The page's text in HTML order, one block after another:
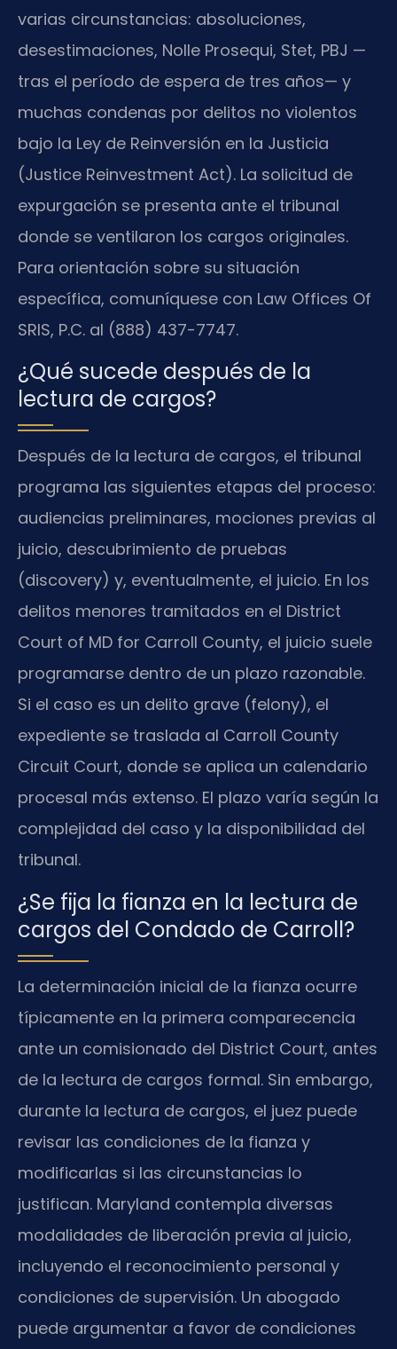
varias circunstancias: absoluciones,
desestimaciones, Nolle Prosequi, Stet, PBJ —
tras el período de espera de tres años— y
muchas condenas por delitos no violentos
bajo la Ley de Reinversión en la Justicia
(Justice Reinvestment Act). La solicitud de
expurgación se presenta ante el tribunal
donde se ventilaron los cargos originales.
Para orientación sobre su situación
específica, comuníquese con Law Offices Of
SRIS, P.C. al (888) 437-7747.
¿Qué sucede después de la
lectura de cargos?
Después de la lectura de cargos, el tribunal
programa las siguientes etapas del proceso:
audiencias preliminares, mociones previas al
juicio, descubrimiento de pruebas
(discovery) y, eventualmente, el juicio. En los
delitos menores tramitados en el District
Court of MD for Carroll County, el juicio suele
programarse dentro de un plazo razonable.
Si el caso es un delito grave (felony), el
expediente se traslada al Carroll County
Circuit Court, donde se aplica un calendario
procesal más extenso. El plazo varía según la
complejidad del caso y la disponibilidad del
tribunal.
¿Se fija la fianza en la lectura de
cargos del Condado de Carroll?
La determinación inicial de la fianza ocurre
típicamente en la primera comparecencia
ante un comisionado del District Court, antes
de la lectura de cargos formal. Sin embargo,
durante la lectura de cargos, el juez puede
revisar las condiciones de la fianza y
modificarlas si las circunstancias lo
justifican. Maryland contempla diversas
modalidades de liberación previa al juicio,
incluyendo el reconocimiento personal y
condiciones de supervisión. Un abogado
puede argumentar a favor de condiciones